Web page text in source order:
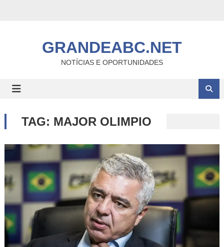
GRANDEABC.NET
NOTÍCIAS E OPORTUNIDADES
TAG: MAJOR OLIMPIO